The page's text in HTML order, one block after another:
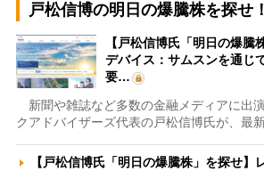
戸松信博の明日の爆騰株を探せ！
【戸松信博氏「明日の爆騰
デバイス：サムスンを通じ
要…
新聞や雑誌など多数の金融メディアに出
クアドバイザーズ代表の戸松信博氏が、最
【戸松信博氏「明日の爆騰株」を探せ】